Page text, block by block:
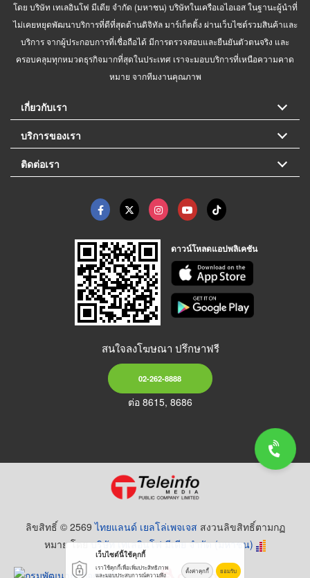
โดย บริษัท เทเลอินโฟ มีเดีย จำกัด (มหาชน) บริษัทในเครือเอไอเอส ในฐานะผู้นำที่
ไม่เคยหยุดพัฒนาบริการที่ดีที่สุดด้านดิจิทัล มาร์เก็ตติ้ง ผ่านเว็บไซต์รวมสินค้าและ
บริการ จากผู้ประกอบการที่เชื่อถือได้ มีการตรวจสอบและยืนยันตัวตนจริง และ
ครอบคลุมทุกหมวดธุรกิจมากที่สุดในประเทศ เราจะมอบบริการที่เหนือความคาด
หมาย จากทีมงานคุณภาพ
เกี่ยวกับเรา
บริการของเรา
ติดต่อเรา
ดาวน์โหลดแอปพลิเคชัน
สนใจลงโฆษณา ปรึกษาฟรี
02-262-8888
ต่อ 8615, 8686
ลิขสิทธิ์ © 2569ไทยแลนด์ เยลโล่เพจเจส สงวนลิขสิทธิ์ตามกฏ
หมาย โดยบริษัท เทเลอินโฟ มีเดีย จำกัด (มหาชน)
เว็บไซต์นี้ใช้คุกกี้
เราใช้คุกกี้เพื่อเพิ่มประสิทธิภาพ
และมอบประสบการณ์ความพึง
ตั้งค่าคุกกี้ ยอมรับ